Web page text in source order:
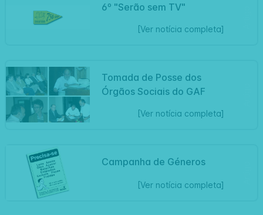
6º "Serão sem TV"
[Ver notícia completa]
Tomada de Posse dos
Órgãos Sociais do GAF
[Ver notícia completa]
Campanha de Géneros
[Ver notícia completa]